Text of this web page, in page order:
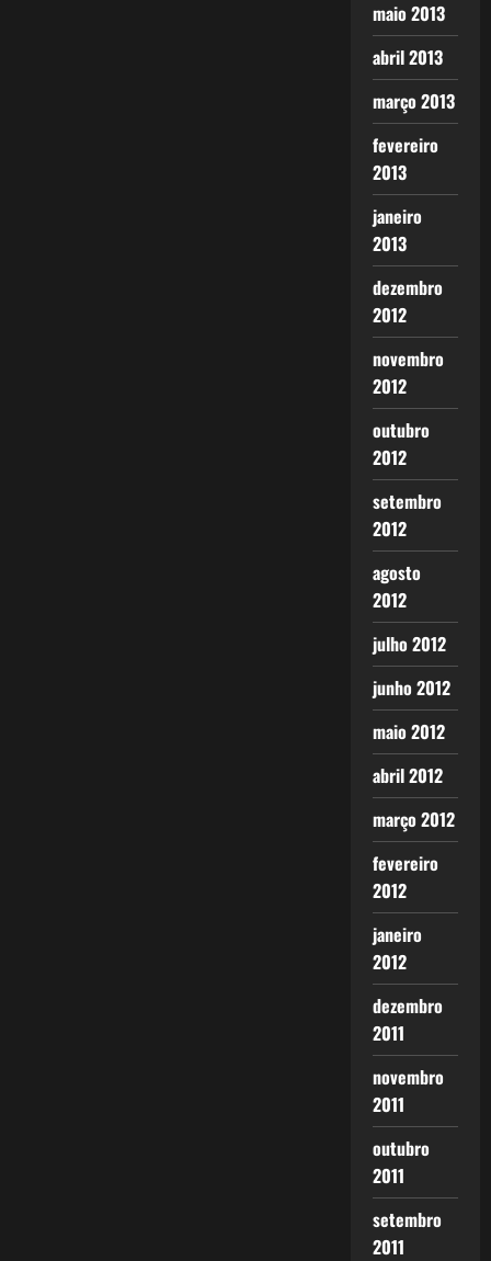
maio 2013
abril 2013
março 2013
fevereiro
2013
janeiro
2013
dezembro
2012
novembro
2012
outubro
2012
setembro
2012
agosto
2012
julho 2012
junho 2012
maio 2012
abril 2012
março 2012
fevereiro
2012
janeiro
2012
dezembro
2011
novembro
2011
outubro
2011
setembro
2011